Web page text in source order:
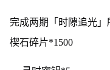
完成两期「时隙追光
楔石碎片*1500